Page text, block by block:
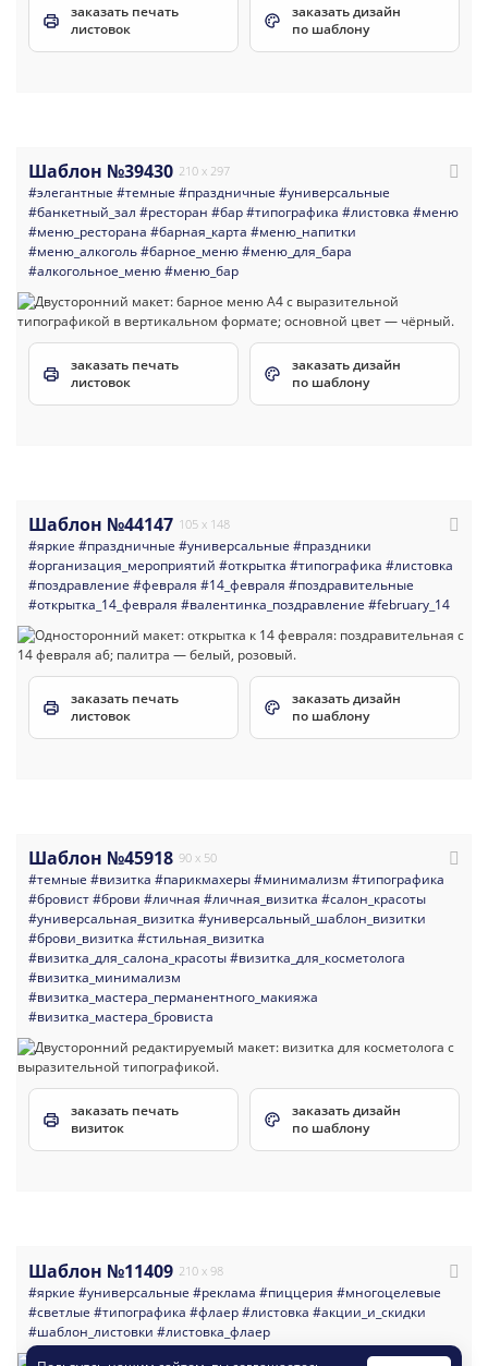
заказать печать
листовок
заказать дизайн
по шаблону
Шаблон №39430 210 x 297
#элегантные #темные #праздничные #универсальные
#банкетный_зал #ресторан #бар#типографика #листовка #меню
#меню_ресторана #барная_карта #меню_напитки
#меню_алкоголь#барное_меню#меню_для_бара
#алкогольное_меню#меню_бар
заказать печать
листовок
заказать дизайн
по шаблону
Шаблон №44147 105 x 148
#яркие #праздничные #универсальные #праздники
#организация_мероприятий #открытка #типографика #листовка
#поздравление #февраля #14_февраля #поздравительные
#открытка_14_февраля #валентинка_поздравление #february_14
заказать печать
листовок
заказать дизайн
по шаблону
Шаблон №45918 90 x 50
#темные #визитка #парикмахеры#минимализм #типографика
#бровист#брови #личная #личная_визитка #салон_красоты
#универсальная_визитка #универсальный_шаблон_визитки
#брови_визитка #стильная_визитка
#визитка_для_салона_красоты#визитка_для_косметолога
#визитка_минимализм
#визитка_мастера_перманентного_макияжа
#визитка_мастера_бровиста
заказать печать
визиток
заказать дизайн
по шаблону
Шаблон №11409 210 x 98
#яркие #универсальные #реклама #пиццерия #многоцелевые
#светлые #типографика #флаер#листовка #акции_и_скидки
#шаблон_листовки #листовка_флаер